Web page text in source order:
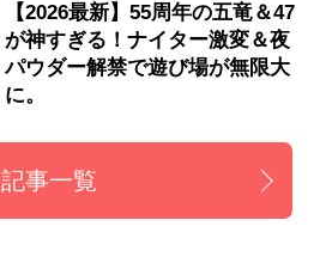
【2026最新】55周年の五竜＆47
が神すぎる！ナイター激変＆夜
パウダー解禁で遊び場が無限大
に。
記事一覧